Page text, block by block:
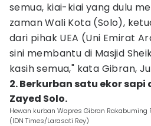
semua, kiai-kiai yang dulu
zaman Wali Kota (Solo),
dari pihak UEA (Uni Emirat
sini membantu di Masjid
kasih semua," kata Gibran,
2. Berkurban satu ekor sapi
Zayed Solo.
Hewan kurban Wapres Gibran Rakabuming
(IDN Times/Larasati Rey)